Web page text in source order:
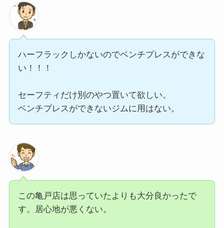
ハーフラックしかないのでベンチプレスができな
い！！！
セーフティだけ別のやつ置いて欲しい。
ベンチプレスができないジムに用はない。
この亀戸店は思っていたよりも大分良かったで
す。居心地が悪くない。